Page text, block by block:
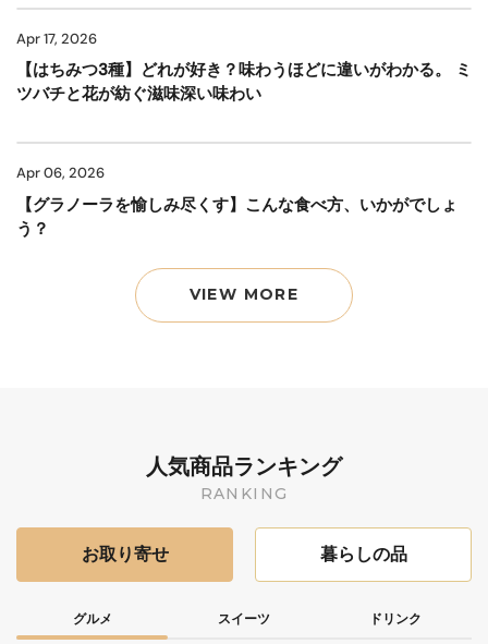
Apr 17, 2026
【はちみつ3種】どれが好き？味わうほどに違いがわかる。 ミ
ツバチと花が紡ぐ滋味深い味わい
Apr 06, 2026
【グラノーラを愉しみ尽くす】こんな食べ方、いかがでしょ
う？
VIEW MORE
人気商品ランキング
RANKING
お取り寄せ 暮らしの品
グルメ スイーツ ドリンク